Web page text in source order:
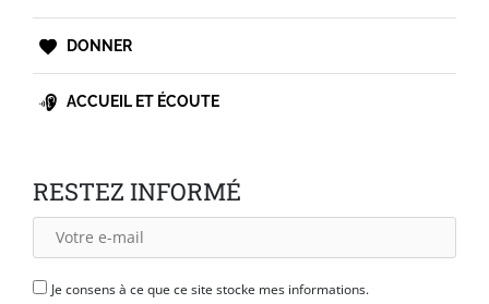
DONNER
ACCUEIL ET ÉCOUTE
RESTEZ INFORMÉ
Je consens à ce que ce site stocke mes informations.